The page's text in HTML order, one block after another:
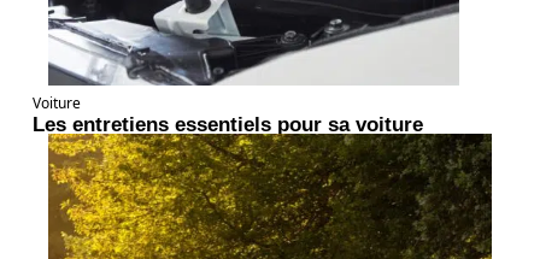
Voiture
Les entretiens essentiels pour sa voiture